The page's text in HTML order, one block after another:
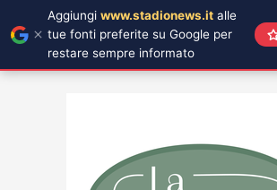
Aggiungi www.stadionews.it alle
tue fonti preferite su Google per
restare sempre informato